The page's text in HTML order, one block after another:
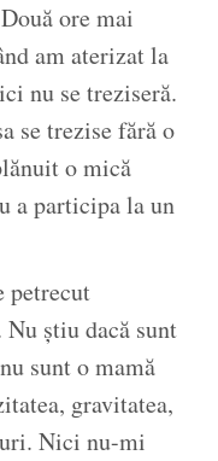
ore mai
am aterizat la
nu se treziseră.
se trezise fără o
o mică
a participa la un
petrecut
știu dacă sunt
sunt o mamă
gravitatea,
Nici nu-mi